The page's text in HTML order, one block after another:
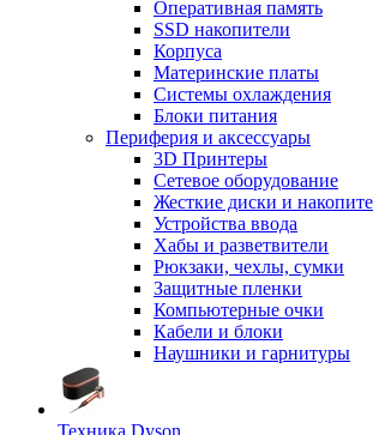
Оперативная память
SSD накопители
Корпуса
Материнские платы
Системы охлаждения
Блоки питания
Периферия и аксессуары
3D Принтеры
Сетевое оборудование
Жесткие диски и
Устройства ввода
Хабы и разветвители
Рюкзаки, чехлы, сумки
Защитные пленки
Компьютерные очки
Кабели и блоки
Наушники и гарнитуры
Техника Dyson